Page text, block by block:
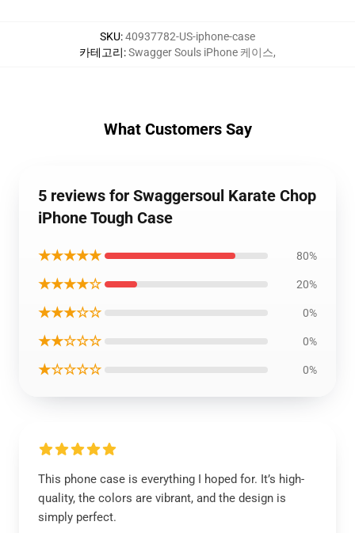
SKU:40937782-US-iphone-case
카테고리:Swagger Souls iPhone 케이스,
What Customers Say
5 reviews for Swaggersoul Karate Chop
iPhone Tough Case
★★★★★ 80%
★★★★☆ 20%
★★★☆☆ 0%
★★☆☆☆ 0%
★☆☆☆☆ 0%
This phone case is everything I hoped for. It’s high-
quality, the colors are vibrant, and the design is
simply perfect.